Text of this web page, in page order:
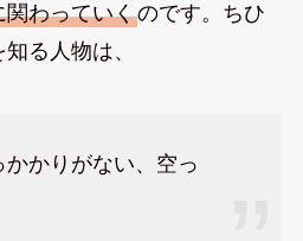
関わっていくのです。ちひ
る人物は、
かりがない、空っ